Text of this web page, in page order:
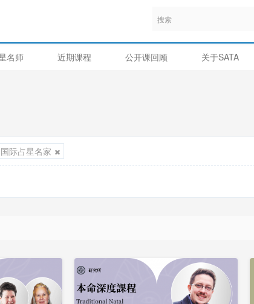
名师 近期课程 公开课回顾 关于SATA
国际占星名家